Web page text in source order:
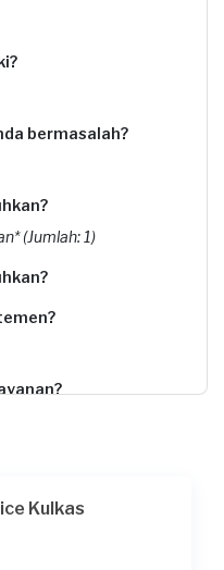
bermasalah?
(Jumlah: 1)
ini?
Kulkas